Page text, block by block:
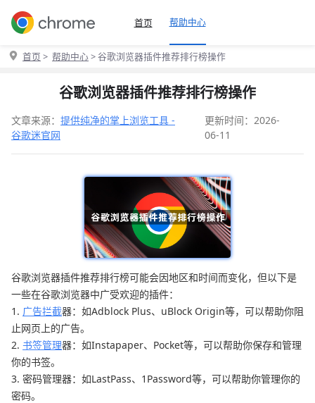
首页 帮助中心
首页 > 帮助中心> 谷歌浏览器插件推荐排行榜操作
谷歌浏览器插件推荐排行榜操作
文章来源： 提供纯净的掌上浏览工具 -
谷歌迷官网
更新时间：2026-
06-11
谷歌浏览器插件推荐排行榜可能会因地区和时间而变化，但以下是
一些在谷歌浏览器中广受欢迎的插件：
1. 广告拦截器：如Adblock Plus、uBlock Origin等，可以帮助你阻
止网页上的广告。
2. 书签管理器：如Instapaper、Pocket等，可以帮助你保存和管理
你的书签。
3. 密码管理器：如LastPass、1Password等，可以帮助你管理你的
密码。